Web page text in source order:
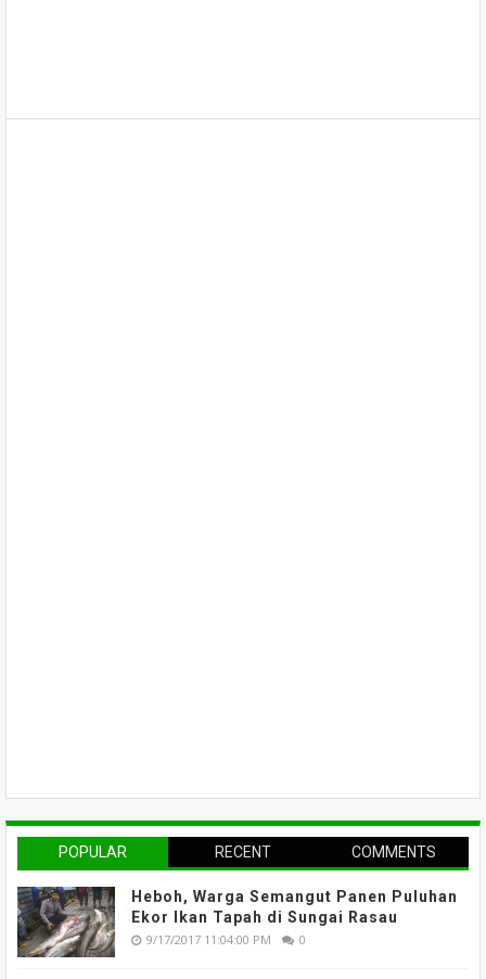
POPULAR RECENT COMMENTS
Heboh, Warga Semangut Panen Puluhan
Ekor Ikan Tapah di Sungai Rasau
9/17/2017 11:04:00 PM 0